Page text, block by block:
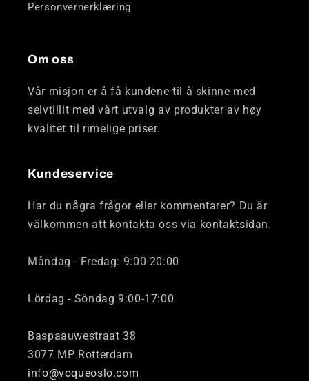
Personvernerklæring
Om oss
Vår misjon er å få kundene til å skinne med
selvtillit med vårt utvalg av produkter av høy
kvalitet til rimelige priser.
Kundeservice
Har du några frågor eller kommentarer? Du är
välkommen att kontakta oss via kontaktsidan.
Måndag - Fredag: 9:00-20:00
Lördag - Söndag 9:00-17:00
Baspaauwestraat 38
3077 MP Rotterdam
info@voqueoslo.com